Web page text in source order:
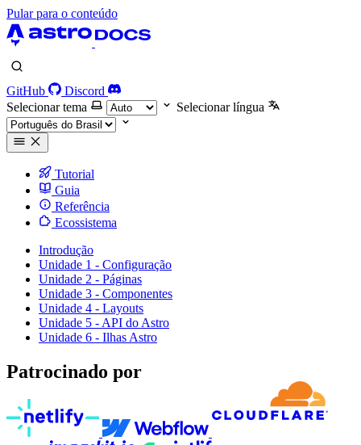
Pular para o conteúdo
GitHub
Discord
Selecionar tema
Selecionar língua
Tutorial
Guia
Referência
Ecossistema
Introdução
Unidade 1 - Configuração
Unidade 2 - Páginas
Unidade 3 - Componentes
Unidade 4 - Layouts
Unidade 5 - API do Astro
Unidade 6 - Ilhas Astro
Patrocinado por